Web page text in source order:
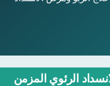
الرئوي المزمن